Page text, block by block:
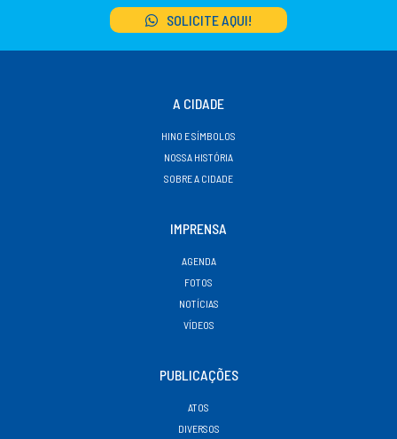
SOLICITE AQUI!
A CIDADE
HINO E SÍMBOLOS
NOSSA HISTÓRIA
SOBRE A CIDADE
IMPRENSA
AGENDA
FOTOS
NOTÍCIAS
VÍDEOS
PUBLICAÇÕES
ATOS
DIVERSOS